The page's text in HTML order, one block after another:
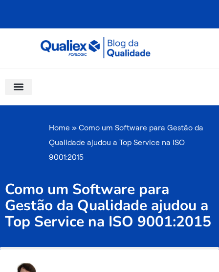
Home » Como um Software para Gestão da
Qualidade ajudou a Top Service na ISO
9001:2015
Como um Software para
Gestão da Qualidade ajudou a
Top Service na ISO 9001:2015